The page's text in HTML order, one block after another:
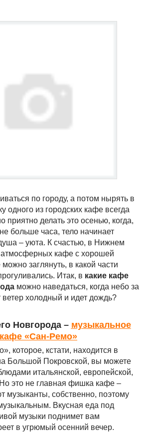
по городу, а потом нырять в
одного из городских кафе всегда
приятно делать это осенью, когда,
больше часа, тело начинает
– уюта. К счастью, в Нижнем
атмосферных кафе с хорошей
заглянуть, в какой части
Итак, в какие кафе
можно наведаться, когда небо за
ветер холодный и идет дождь?
Новгорода – музыкальное
кафе «Сан-Ремо»
которое, кстати, находится в
Большой Покровской, вы можете
итальянской, европейской,
это не главная фишка кафе –
музыканты, собственно, поэтому
Вкусная еда под
музыки поднимет вам
в угрюмый осенний вечер.